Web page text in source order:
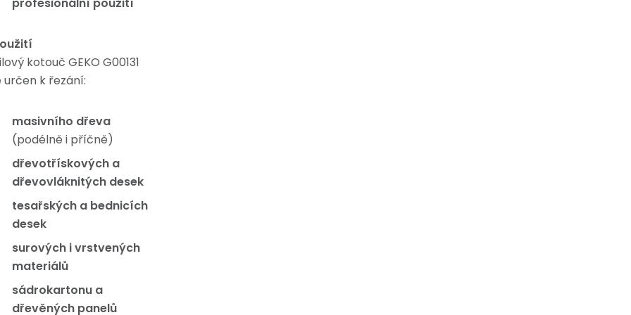
kotouč GEKO G00131
určen k řezání:
masivního dřeva
(podélně i příčně)
dřevotřískových a
dřevovláknitých desek
tesařských a bednicích
desek
surových i vrstvených
materiálů
sádrokartonu a
dřevěných panelů